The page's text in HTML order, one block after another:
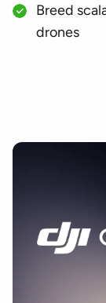
Breed
drones